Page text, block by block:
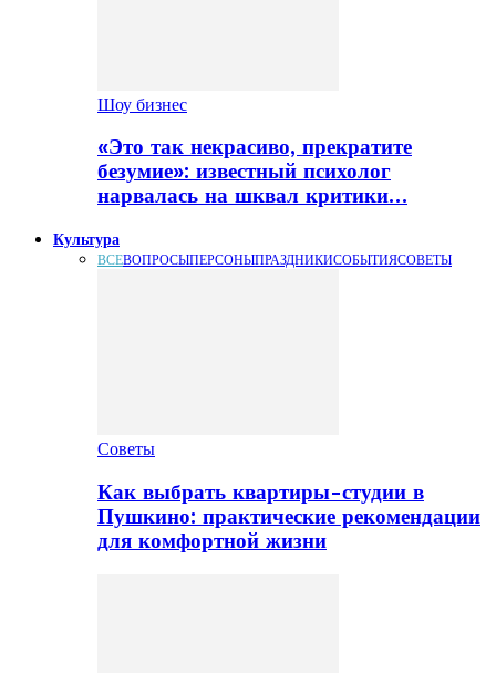
Шоу бизнес
«Это так некрасиво, прекратите
безумие»: известный психолог
нарвалась на шквал критики…
Культура
ВСЕВОПРОСЫПЕРСОНЫПРАЗДНИКИСОБЫТИЯСОВЕТЫ
Советы
Как выбрать квартиры-студии в
Пушкино: практические рекомендации
для комфортной жизни